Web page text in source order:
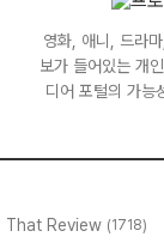
영화, 애니, 드라
보가 들어있는 개
디어 포털의 가능
That Review (1718)